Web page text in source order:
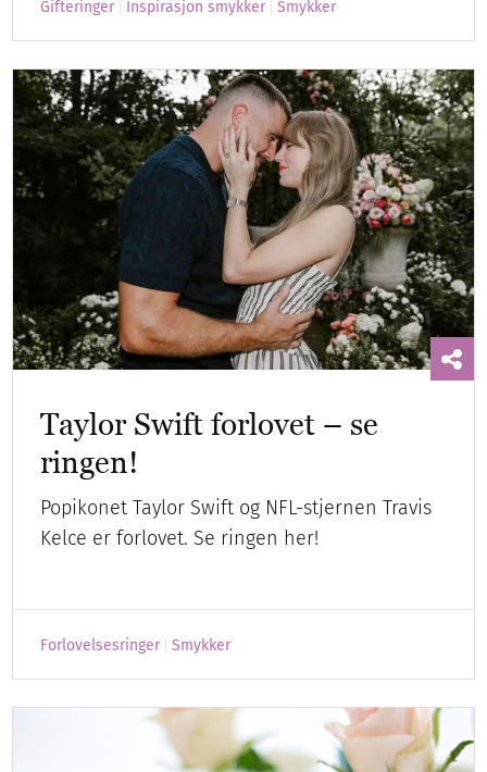
Gifteringer Inspirasjon smykker Smykker
Taylor Swift forlovet – se
ringen!
Popikonet Taylor Swift og NFL-stjernen Travis
Kelce er forlovet. Se ringen her!
Forlovelsesringer Smykker